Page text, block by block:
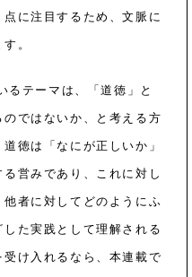
に注目するため、文脈に
。
るテーマは、「道徳」と
のではないか、と考える方
徳は「なにが正しいか」
営みであり、これに対し
者に対してどのようにふ
た実践として理解される
け入れるなら、本連載で